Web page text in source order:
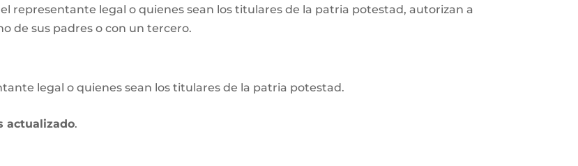
representante legal o quienes sean los titulares de la patria potestad, autorizan a
de sus padres o con un tercero.
legal o quienes sean los titulares de la patria potestad.
actualizado.